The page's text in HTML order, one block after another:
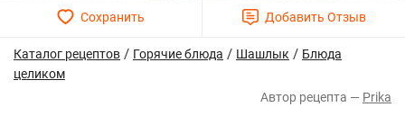
Каталог рецептов / Горячие блюда / Шашлык / Блюда
целиком
Prika